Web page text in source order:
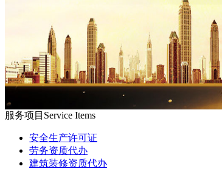
服务项目 Service Items
安全生产许可证
劳务资质代办
建筑装修资质代办